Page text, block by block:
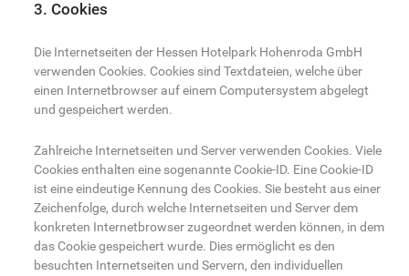
3. Cookies
Die Internetseiten der Hessen Hotelpark Hohenroda GmbH
verwenden Cookies. Cookies sind Textdateien, welche über
einen Internetbrowser auf einem Computersystem abgelegt
und gespeichert werden.
Zahlreiche Internetseiten und Server verwenden Cookies. Viele
Cookies enthalten eine sogenannte Cookie-ID. Eine Cookie-ID
ist eine eindeutige Kennung des Cookies. Sie besteht aus einer
Zeichenfolge, durch welche Internetseiten und Server dem
konkreten Internetbrowser zugeordnet werden können, in dem
das Cookie gespeichert wurde. Dies ermöglicht es den
besuchten Internetseiten und Servern, den individuellen